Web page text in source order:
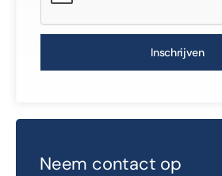
Inschrijven
Neem contact op